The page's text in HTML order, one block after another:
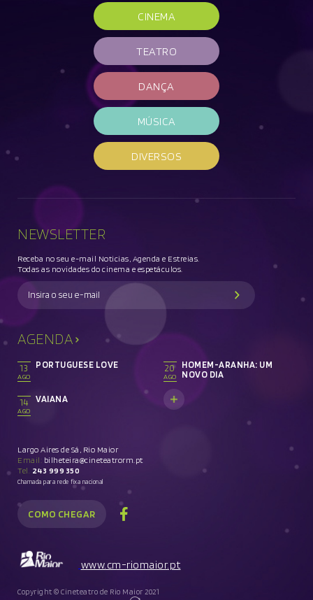
CINEMA
TEATRO
DANÇA
MÚSICA
DIVERSOS
NEWSLETTER
Receba no seu e-mail Noticias, Agenda e Estreias.
Todas as novidades do cinema e espetáculos.
AGENDA
13
AGO
PORTUGUESE LOVE
14
AGO
VAIANA
20
AGO
HOMEM-ARANHA: UM
NOVO DIA
Largo Aires de Sá, Rio Maior
Email: bilheteira@cineteatrorm.pt
Tel. 243 999 350
Chamada para rede fixa nacional
COMO CHEGAR
www.cm-riomaior.pt
Copyright © Cineteatro de Rio Maior 2021